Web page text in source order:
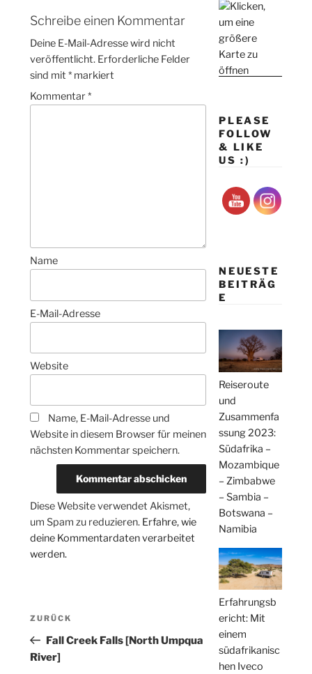
Schreibe einen Kommentar
Deine E-Mail-Adresse wird nicht
veröffentlicht. Erforderliche Felder
sind mit* markiert
Kommentar*
Name
E-Mail-Adresse
Website
Name, E-Mail-Adresse und
Website in diesem Browser für meinen
nächsten Kommentar speichern.
Diese Website verwendet Akismet,
um Spam zu reduzieren. Erfahre, wie
deine Kommentardaten verarbeitet
werden.
Beitragsnavigation
Vorheriger
Beitrag
ZURÜCK
Fall Creek Falls [North Umpqua
River]
PLEASE
FOLLOW
& LIKE
US :)
NEUESTE
BEITRÄG
E
Reiseroute
und
Zusammenfa
ssung 2023:
Südafrika –
Mozambique
– Zimbabwe
– Sambia –
Botswana –
Namibia
Erfahrungsb
ericht: Mit
einem
südafrikanisc
hen Iveco